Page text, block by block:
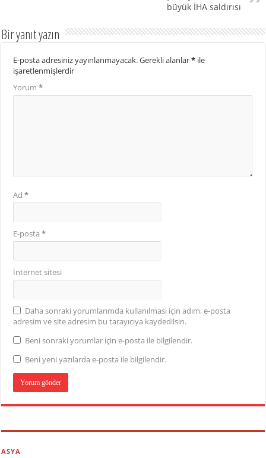
büyük İHA saldırısı
Bir yanıt yazın
E-posta adresiniz yayınlanmayacak.Gerekli alanlar* ile
işaretlenmişlerdir
Yorum*
Ad*
E-posta*
İnternet sitesi
Daha sonraki yorumlarımda kullanılması için adım, e-posta
adresim ve site adresim bu tarayıcıya kaydedilsin.
Beni sonraki yorumlar için e-posta ile bilgilendir.
Beni yeni yazılarda e-posta ile bilgilendir.
ASYA